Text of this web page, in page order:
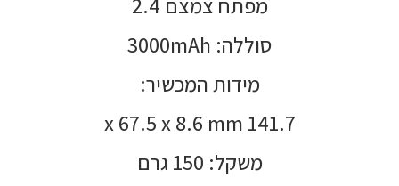
סוללה: 3000mAh
מידות המכשיר:
141.7 x 67.5 x 8.6 mm
משקל: 150 גרם